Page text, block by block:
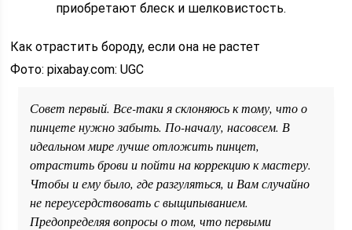
приобретают блеск и шелковистость.
Как отрастить бороду, если она не растет
Фото: pixabay.com: UGC
Совет первый. Все-таки я склоняюсь к тому, что о
пинцете нужно забыть. По-началу, насовсем. В
идеальном мире лучше отложить пинцет,
отрастить брови и пойти на коррекцию к мастеру.
Чтобы и ему было, где разгуляться, и Вам случайно
не переусердствовать с выщипыванием.
Предопределяя вопросы о том, что первыми